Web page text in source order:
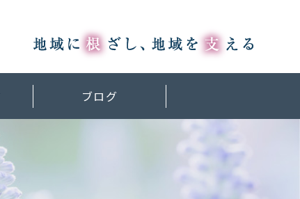
ブログ